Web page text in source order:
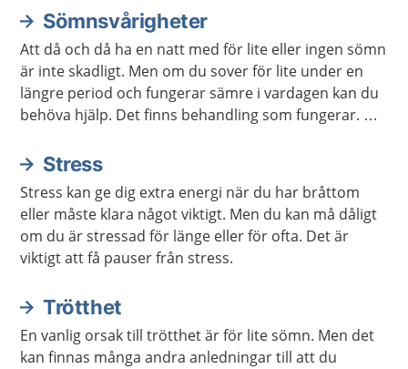
Sömnsvårigheter
Att då och då ha en natt med för lite eller ingen sömn
är inte skadligt. Men om du sover för lite under en
längre period och fungerar sämre i vardagen kan du
behöva hjälp. Det finns behandling som fungerar. Det
bättre.Stress
Stress kan ge dig extra energi när du har bråttom
eller måste klara något viktigt. Men du kan må dåligt
om du är stressad för länge eller för ofta. Det är
viktigt att få pauser från stress.
Trötthet
En vanlig orsak till trötthet är för lite sömn. Men det
kan finnas många andra anledningar till att du